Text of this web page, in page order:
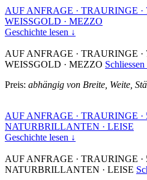
AUF ANFRAGE · TRAURINGE ·
WEISSGOLD · MEZZO
Geschichte lesen ↓
AUF ANFRAGE · TRAURINGE ·
WEISSGOLD · MEZZO Schliessen
Preis: abhängig von Breite, Weite,
AUF ANFRAGE · TRAURINGE ·
NATURBRILLANTEN · LEISE
Geschichte lesen ↓
AUF ANFRAGE · TRAURINGE ·
NATURBRILLANTEN · LEISE